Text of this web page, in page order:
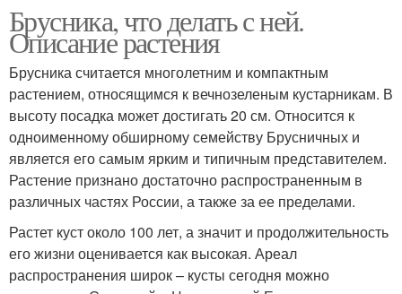
Брусника, что делать с ней.
Описание растения
Брусника считается многолетним и компактным
растением, относящимся к вечнозеленым кустарникам. В
высоту посадка может достигать 20 см. Относится к
одноименному обширному семейству Брусничных и
является его самым ярким и типичным представителем.
Растение признано достаточно распространенным в
различных частях России, а также за ее пределами.
Растет куст около 100 лет, а значит и продолжительность
его жизни оценивается как высокая. Ареал
распространения широк – кусты сегодня можно